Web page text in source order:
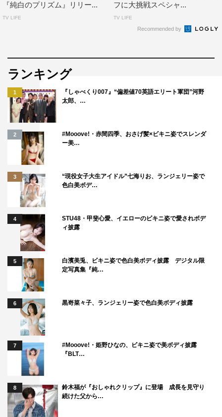
『純白のプリズム』リリー...
TV LIFE
フに大挑戦スペシャ...
TV LIFE
Recommended by
ランキング
1
『しゃべくり007』“偏差値70英語エリート軍団”河野
太郎、…
2
#Mooove!・赤間四季、おさげ髪×ビキニ姿でスレンダ
ー美…
3
“現役女子大生アイドル”七海りお、ランジェリー姿で
色白美ボデ…
4
STU48・甲斐心愛、イエローのビキニ姿で愛されボデ
ィ披露
5
白濱美兎、ビキニ姿で色白美ボディ披露 デジタル限
定写真集『純…
6 黒嵜菜々子、ランジェリー姿で色白美ボディ披露
7
#Mooove!・姫野ひなの、ビキニ姿で美ボディ披露
『BLT…
8
鈴木福が『おしゃれクリップ』に登場 成長を見守り
続けた父から…